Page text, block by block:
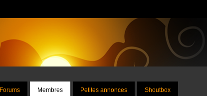
Forums Membres Petites annonces Shoutbox